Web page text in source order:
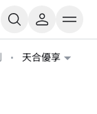
天合優享